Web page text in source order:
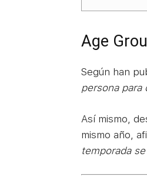
Age
Según han
persona para
Así mismo,
mismo año,
temporada